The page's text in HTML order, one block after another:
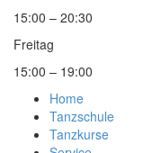
15:00 – 20:30
Freitag
15:00 – 19:00
Home
Tanzschule
Tanzkurse